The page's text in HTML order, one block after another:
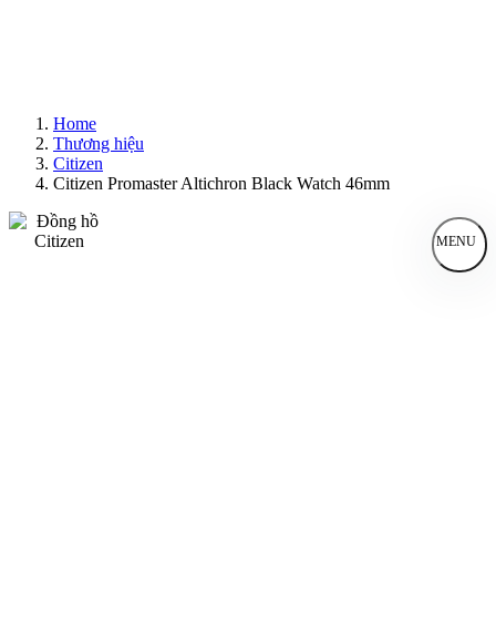
Home
Thương hiệu
Citizen
Citizen Promaster Altichron Black Watch 46mm
MENU